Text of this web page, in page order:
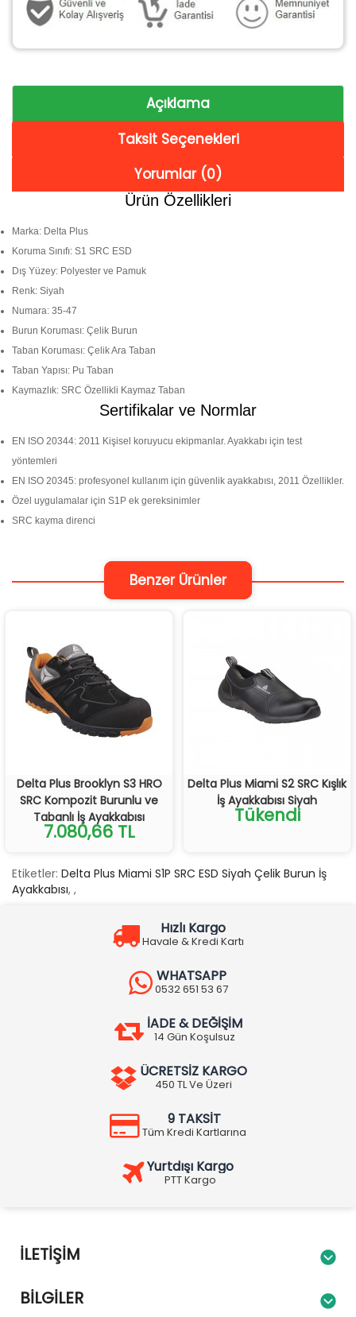
Açıklama
Taksit Seçenekleri
Yorumlar (0)
Ürün Özellikleri
Marka: Delta Plus
Koruma Sınıfı: S1 SRC ESD
Dış Yüzey: Polyester ve Pamuk
Renk: Siyah
Numara: 35-47
Burun Koruması: Çelik Burun
Taban Koruması: Çelik Ara Taban
Taban Yapısı: Pu Taban
Kaymazlık: SRC Özellikli Kaymaz Taban
Sertifikalar ve Normlar
EN ISO 20344: 2011 Kişisel koruyucu ekipmanlar. Ayakkabı için test
yöntemleri
EN ISO 20345: profesyonel kullanım için güvenlik ayakkabısı, 2011 Özellikler.
Özel uygulamalar için S1P ek gereksinimler
SRC kayma direnci
Benzer Ürünler
Delta Plus Brooklyn S3 HRO
SRC Kompozit Burunlu ve
Tabanlı İş Ayakkabısı
7.080,66 TL
Delta Plus Miami S2 SRC Kışlık
İş Ayakkabısı Siyah
Tükendi
Etiketler: Delta Plus Miami S1P SRC ESD Siyah Çelik Burun İş
Ayakkabısı, ,
Hızlı Kargo
Havale & Kredi Kartı
WHATSAPP
0532 651 53 67
İADE & DEĞİŞİM
14 Gün Koşulsuz
ÜCRETSİZ KARGO
450 TL Ve Üzeri
9 TAKSİT
Tüm Kredi Kartlarına
Yurtdışı Kargo
PTT Kargo
İLETIŞIM
BILGILER